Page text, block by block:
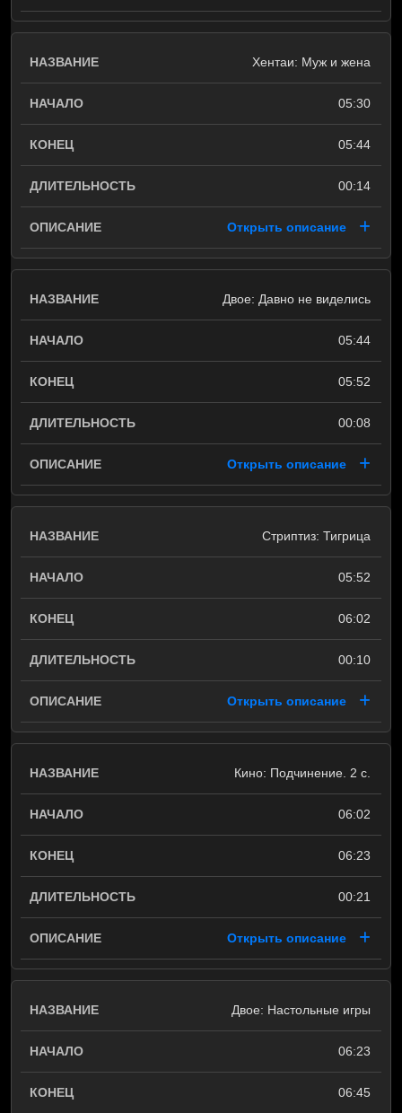
Хентаи: Муж и жена
05:30
05:44
00:14
Открыть описание
Двое: Давно не виделись
05:44
05:52
00:08
Открыть описание
Стриптиз: Тигрица
05:52
06:02
00:10
Открыть описание
Кино: Подчинение. 2 с.
06:02
06:23
00:21
Открыть описание
Двое: Настольные игры
06:23
06:45